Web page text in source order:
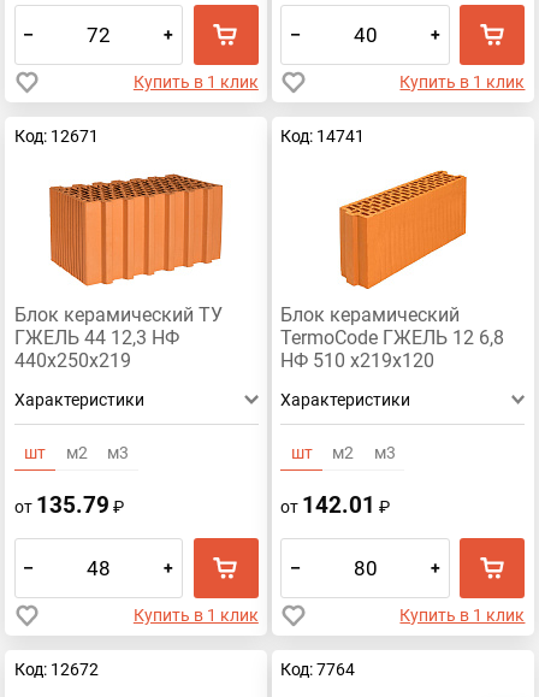
– +
Купить в 1 клик
– +
Купить в 1 клик
Код: 12671
Блок керамический ТУ
ГЖЕЛЬ 44 12,3 НФ
440х250х219
Характеристики
шт м2 м3
от 135.79 ₽
– +
Купить в 1 клик
Код: 14741
Блок керамический
TermoCode ГЖЕЛЬ 12 6,8
НФ 510 х219х120
Характеристики
шт м2 м3
от 142.01 ₽
– +
Купить в 1 клик
Код: 12672 Код: 7764